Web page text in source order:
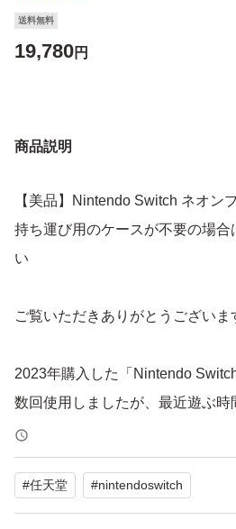
送料無料
19,780円
商品説明
【美品】Nintendo Switch ネオン
持ち運び用のケースが不要の場合
い
ご覧いただきありがとうございま
2023年購入した「Nintendo
数回使用しましたが、最近遊ぶ
いたします。
【商品状態】
・動作確認済み、初期化済みです
#任天堂 #nintendoswitch